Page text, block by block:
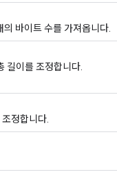
바이트 수를 가져옵니다.
길이를 조정합니다.
정합니다.